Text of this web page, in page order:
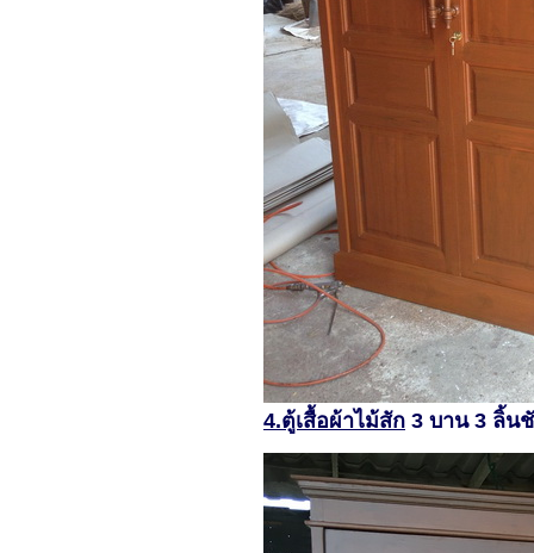
4.ตู้เสื้อผ้าไม้สัก 3 บาน 3 ลิ้น